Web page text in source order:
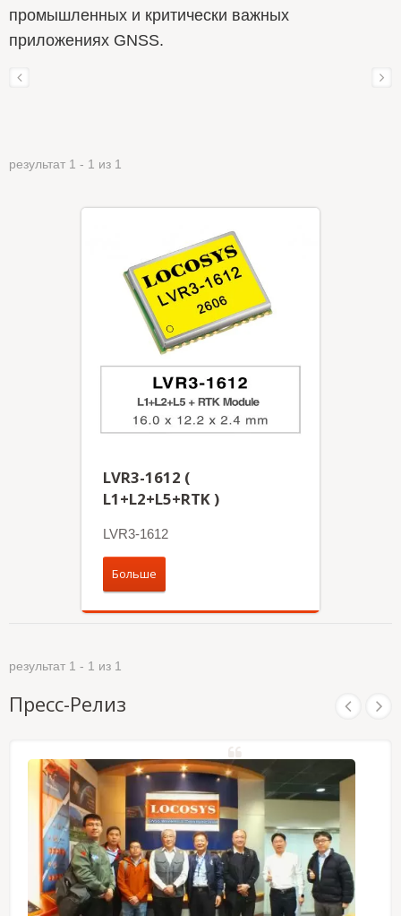
промышленных и критически важных
приложениях GNSS.
результат 1 - 1 из 1
LVR3-1612 (
L1+L2+L5+RTK )
LVR3-1612
Больше
результат 1 - 1 из 1
Пресс-Релиз